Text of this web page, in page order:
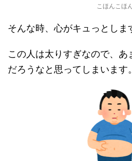
こほんこほ
そんな時、心がキュっとしま
この人は太りすぎなので、あ
だろうなと思ってしまいます。